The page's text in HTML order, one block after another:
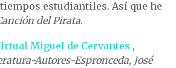
estudiantiles. Así que he
del Pirata.
Miguel de Cervantes ,
Autores-Espronceda, José